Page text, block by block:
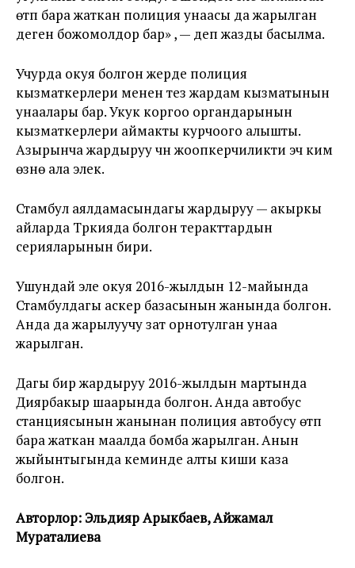
өтүп бара жаткан полиция унаасы да жарылган
деген божомолдор бар» , — деп жазды басылма.
Учурда окуя болгон жерде полиция
кызматкерлери менен тез жардам кызматынын
унаалары бар. Укук коргоо органдарынын
кызматкерлери аймакты курчоого алышты.
Азырынча жардыруу үчүн жоопкерчиликти эч ким
өзүнө ала элек.
Стамбул аялдамасындагы жардыруу — акыркы
айларда Түркияда болгон теракттардын
серияларынын бири.
Ушундай эле окуя 2016-жылдын 12-майында
Стамбулдагы аскер базасынын жанында болгон.
Анда да жарылуучу зат орнотулган унаа
жарылган.
Дагы бир жардыруу 2016-жылдын мартында
Диярбакыр шаарында болгон. Анда автобус
станциясынын жанынан полиция автобусу өтүп
бара жаткан маалда бомба жарылган. Анын
жыйынтыгында кеминде алты киши каза
болгон.
Авторлор: Эльдияр Арыкбаев, Айжамал
Мураталиева